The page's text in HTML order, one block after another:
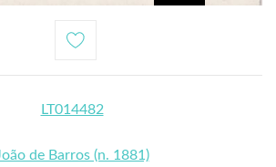
LT014482
de Barros (n. 1881)